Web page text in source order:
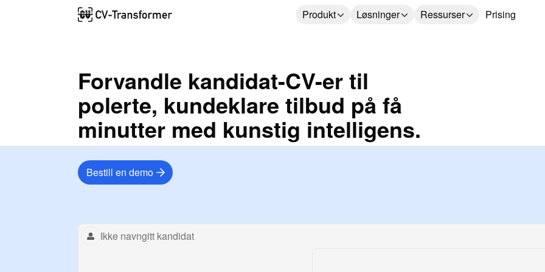
Produkt Løsninger Ressurser Prising
Forvandle kandidat-CV-er til
polerte, kundeklare tilbud på få
minutter med kunstig intelligens.
Bestill en demo
Ikke navngitt kandidat
Replay-animasjon